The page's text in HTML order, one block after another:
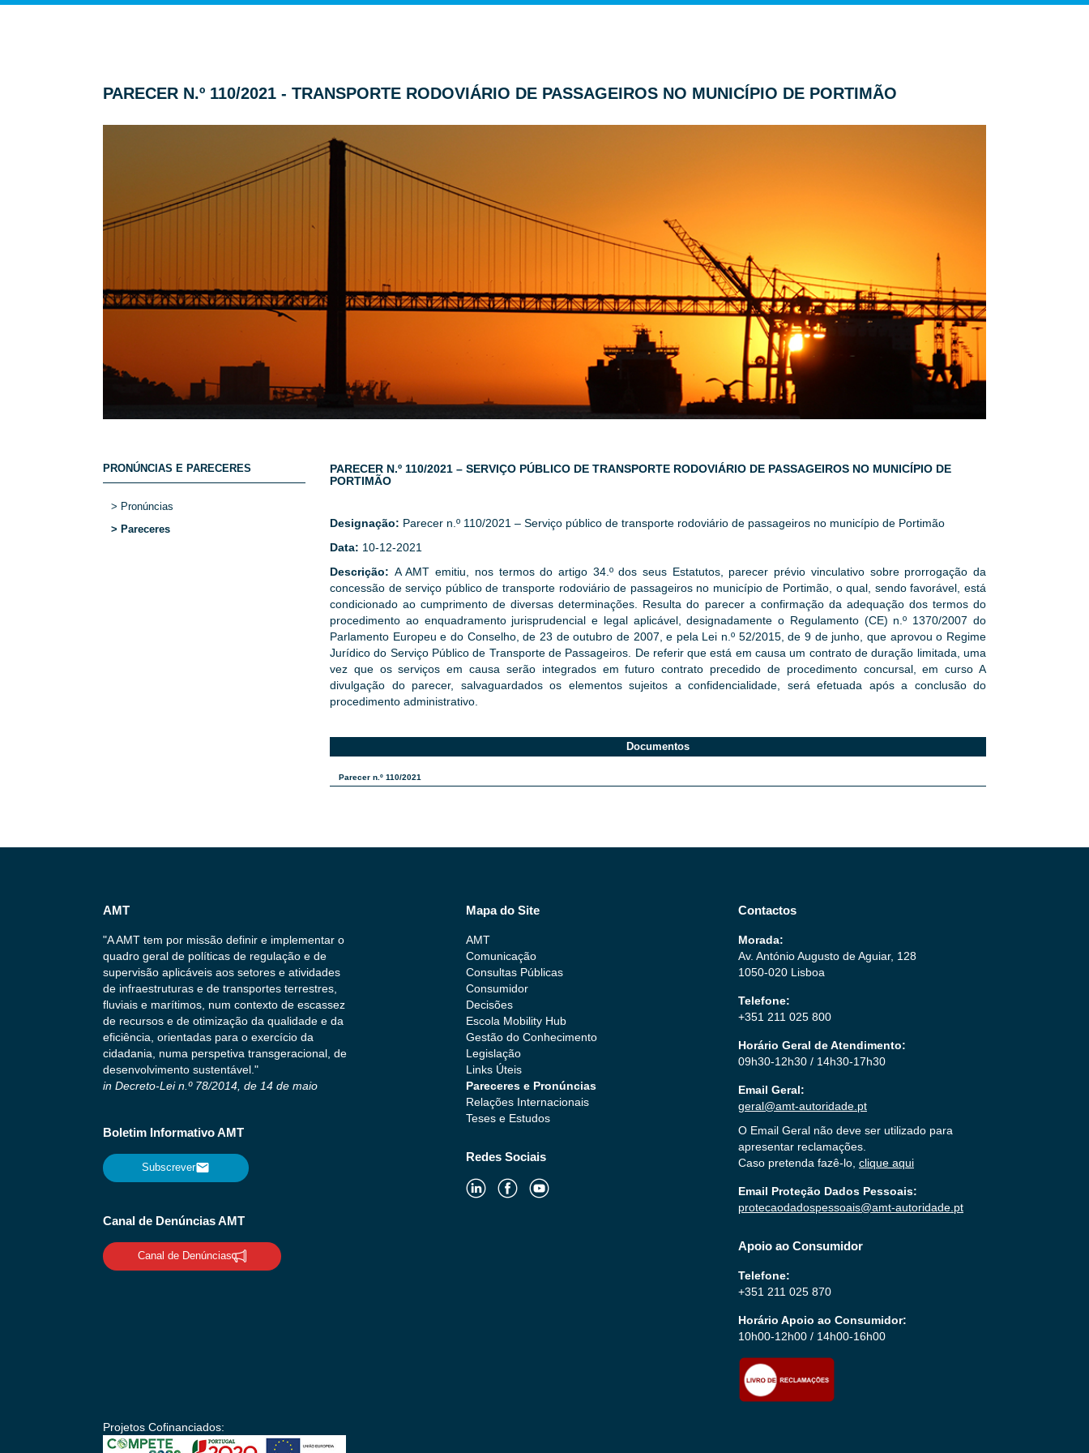
PARECER N.º 110/2021 - TRANSPORTE RODOVIÁRIO DE PASSAGEIROS NO MUNICÍPIO DE PORTIMÃO
PRONÚNCIAS E PARECERES
> Pronúncias
> Pareceres
PARECER N.º 110/2021 – SERVIÇO PÚBLICO DE TRANSPORTE RODOVIÁRIO DE PASSAGEIROS NO MUNICÍPIO DE
PORTIMÃO
Designação: Parecer n.º 110/2021 – Serviço público de transporte rodoviário de passageiros no município de Portimão
Data: 10-12-2021
Descrição: A AMT emitiu, nos termos do artigo 34.º dos seus Estatutos, parecer prévio vinculativo sobre prorrogação da
concessão de serviço público de transporte rodoviário de passageiros no município de Portimão, o qual, sendo favorável, está
condicionado ao cumprimento de diversas determinações. Resulta do parecer a confirmação da adequação dos termos do
procedimento ao enquadramento jurisprudencial e legal aplicável, designadamente o Regulamento (CE) n.º 1370/2007 do
Parlamento Europeu e do Conselho, de 23 de outubro de 2007, e pela Lei n.º 52/2015, de 9 de junho, que aprovou o Regime
Jurídico do Serviço Público de Transporte de Passageiros. De referir que está em causa um contrato de duração limitada, uma
vez que os serviços em causa serão integrados em futuro contrato precedido de procedimento concursal, em curso A
divulgação do parecer, salvaguardados os elementos sujeitos a confidencialidade, será efetuada após a conclusão do
procedimento administrativo.
Documentos
Parecer n.º 110/2021
AMT
"A AMT tem por missão definir e implementar o
quadro geral de políticas de regulação e de
supervisão aplicáveis aos setores e atividades
de infraestruturas e de transportes terrestres,
fluviais e marítimos, num contexto de escassez
de recursos e de otimização da qualidade e da
eficiência, orientadas para o exercício da
cidadania, numa perspetiva transgeracional, de
desenvolvimento sustentável."
in Decreto-Lei n.º 78/2014, de 14 de maio
Boletim Informativo AMT
Subscrever
Canal de Denúncias AMT
Canal de Denúncias
Mapa do Site
AMT
Comunicação
Consultas Públicas
Consumidor
Decisões
Escola Mobility Hub
Gestão do Conhecimento
Legislação
Links Úteis
Pareceres e Pronúncias
Relações Internacionais
Teses e Estudos
Redes Sociais
Contactos
Morada:
Av. António Augusto de Aguiar, 128
1050-020 Lisboa
Telefone:
+351 211 025 800
Horário Geral de Atendimento:
09h30-12h30 / 14h30-17h30
Email Geral:
geral@amt-autoridade.pt
O Email Geral não deve ser utilizado para
apresentar reclamações.
Caso pretenda fazê-lo, clique aqui
Email Proteção Dados Pessoais:
protecaodadospessoais@amt-autoridade.pt
Apoio ao Consumidor
Telefone:
+351 211 025 870
Horário Apoio ao Consumidor:
10h00-12h00 / 14h00-16h00
Projetos Cofinanciados: